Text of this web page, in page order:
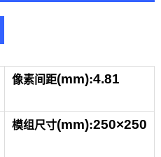
像素间距(mm):4.81
模组尺寸(mm):250×250